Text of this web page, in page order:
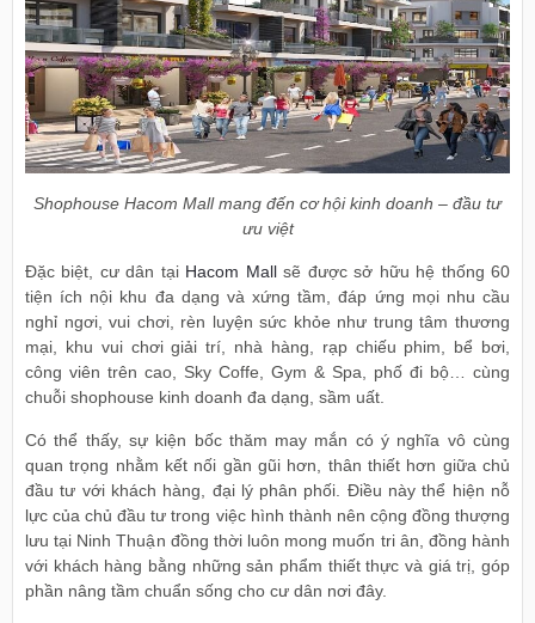
Shophouse Hacom Mall mang đến cơ hội kinh doanh – đầu tư
ưu việt
Đặc biệt, cư dân tại Hacom Mallsẽ được sở hữu hệ thống 60
tiện ích nội khu đa dạng và xứng tầm, đáp ứng mọi nhu cầu
nghỉ ngơi, vui chơi, rèn luyện sức khỏe như trung tâm thương
mại, khu vui chơi giải trí, nhà hàng, rạp chiếu phim, bể bơi,
công viên trên cao, Sky Coffe, Gym & Spa, phố đi bộ… cùng
chuỗi shophouse kinh doanh đa dạng, sầm uất.
Có thể thấy, sự kiện bốc thăm may mắn có ý nghĩa vô cùng
quan trọng nhằm kết nối gần gũi hơn, thân thiết hơn giữa chủ
đầu tư với khách hàng, đại lý phân phối. Điều này thể hiện nỗ
lực của chủ đầu tư trong việc hình thành nên cộng đồng thượng
lưu tại Ninh Thuận đồng thời luôn mong muốn tri ân, đồng hành
với khách hàng bằng những sản phẩm thiết thực và giá trị, góp
phần nâng tầm chuẩn sống cho cư dân nơi đây.